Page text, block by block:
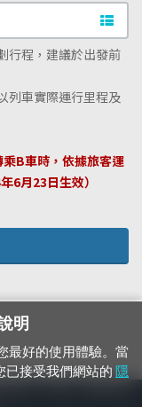
文字
行程，建議於出發前
列車實際運行里程及
B車時，依據旅客運
6月23日生效）
軌道、平交道、橋樑及隧
明
最好的使用體驗。當
已接受我們網站的 隱